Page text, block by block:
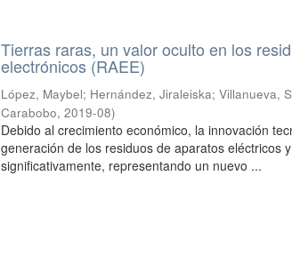
Tierras raras, un valor oculto en los
electrónicos (RAEE)
López, Maybel; Hernández, Jiraleiska;Villanueva,
Carabobo,2019-08)
Debido al crecimiento económico, la innovación
generación de los residuos de aparatos eléctricos
significativamente, representando un nuevo ...